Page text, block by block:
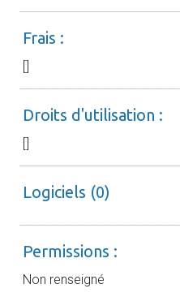
Frais :
[]
Droits d'utilisation :
[]
Logiciels (0)
Permissions :
Non renseigné